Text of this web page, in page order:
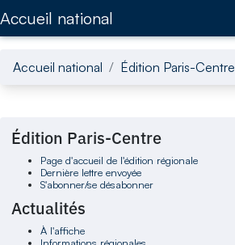
Accueil national
Accueil national Édition Paris-Centre
Édition Paris-Centre
Page d'accueil de l'édition régionale
Dernière lettre envoyée
S'abonner/se désabonner
Actualités
À l'affiche
Informations régionales